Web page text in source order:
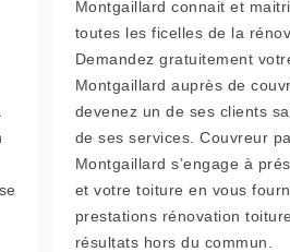
Montgaillard connait et
toutes les ficelles de la
Demandez gratuitement
Montgaillard auprès de
devenez un de ses clients
de ses services. Couvreur
Montgaillard s’engage à
et votre toiture en vous
prestations rénovation
résultats hors du commun.